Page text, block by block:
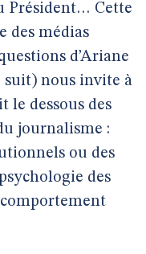
Président… Cette
des médias
d’Ariane
suit) nous invite à
le dessous des
journalisme :
ou des
des